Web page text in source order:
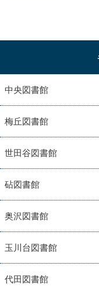
中央図書館
梅丘図書館
世田谷図書館
砧図書館
奥沢図書館
玉川台図書館
代田図書館